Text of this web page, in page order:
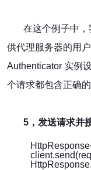
在这个例子中，
供代理服务器的用
Authenticator 实例
个请求都包含正确
5，发送请求并接